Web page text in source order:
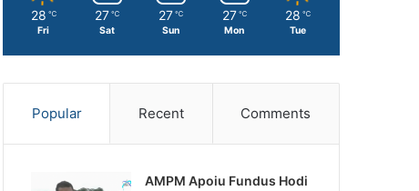
28 ℃
Fri
27 ℃
Sat
27 ℃
Sun
27 ℃
Mon
28 ℃
Tue
Popular Recent Comments
AMPM Apoiu Fundus Hodi